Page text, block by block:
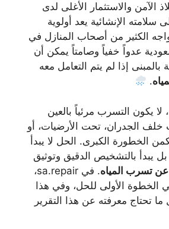
الآمن والاستثمار الأغلى لدى
سلامته الإنشائية يعد أولوية
الكثير من أصحاب المنازل في
عدواً خفياً وصامتاً يمكن أن
إذا لم يتم التعامل معه
.
لا يكون التسرب مرئياً بالعين
خلف الجدران، تحت الأرضيات، أو
الخطورة الكبرى. الحل لا يبدأ
بل يبدأ بالتشخيص الدقيق وتوثيق
عن تسرب المياه
. في sa.repair،
الخطوة الأولى للحل، وفي هذا
تحتاج معرفته عن هذا التقرير